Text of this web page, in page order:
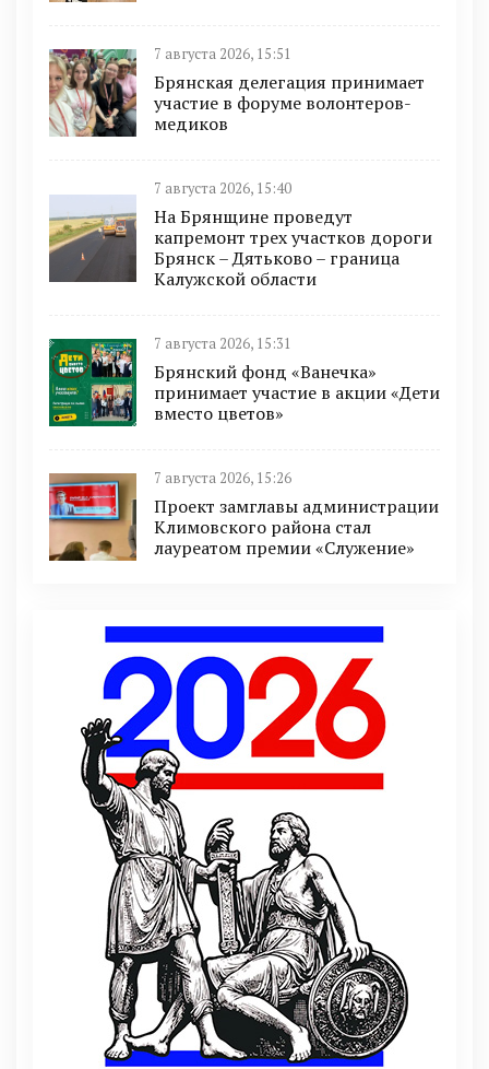
7 августа 2026, 15:51
Брянская делегация принимает
участие в форуме волонтеров-
медиков
7 августа 2026, 15:40
На Брянщине проведут
капремонт трех участков дороги
Брянск – Дятьково – граница
Калужской области
7 августа 2026, 15:31
Брянский фонд «Ванечка»
принимает участие в акции «Дети
вместо цветов»
7 августа 2026, 15:26
Проект замглавы администрации
Климовского района стал
лауреатом премии «Служение»